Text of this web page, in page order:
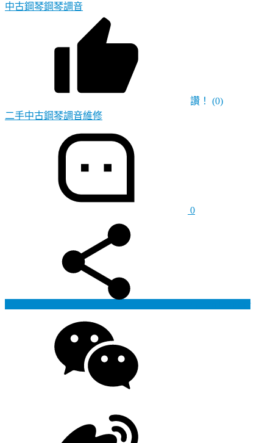
中古鋼琴鋼琴調音
讚！ (0)
二手中古鋼琴調音維修
0